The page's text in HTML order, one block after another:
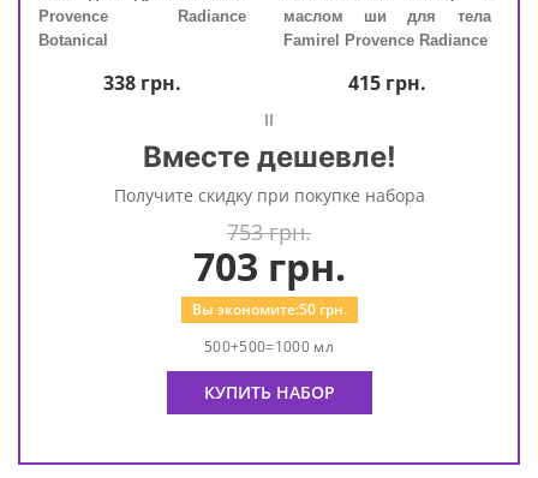
Provence Radiance
Botanical
338грн.
маслом ши для тела
Famirel Provence Radiance
415грн.
=
Вместе дешевле!
Получите скидку при покупке набора
753 грн.
703 грн.
Вы экономите:50грн.
500+500=1000 мл
КУПИТЬ НАБОР